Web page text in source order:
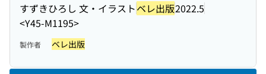
すずきひろし 文・イラストベレ出版2022.5
<Y45-M1195>
製作者 ベレ出版